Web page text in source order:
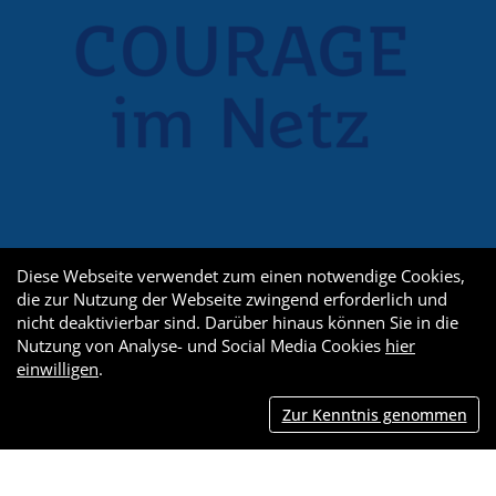
Diese Webseite verwendet zum einen notwendige Cookies,
die zur Nutzung der Webseite zwingend erforderlich und
nicht deaktivierbar sind. Darüber hinaus können Sie in die
Nutzung von Analyse- und Social Media Cookies hier
einwilligen.
Zur Kenntnis genommen